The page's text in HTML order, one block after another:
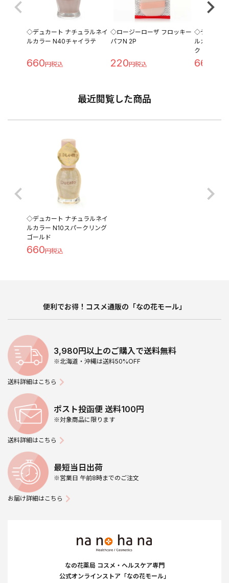
◇デュカート ナチュラルネイ
ルカラー N40チャイラテ
660
◇ロージーローザ フロッキー
パフN 2P
220
◇デュカー
ルカラー
ク
660
最近閲覧した商品
◇デュカート ナチュラルネイ
ルカラー N10スパークリング
ゴールド
660
便利でお得！コスメ通販の「なの花モール」
3,980円以上のご購入で送料無料
※北海道・沖縄は送料50%OFF
送料詳細はこちら
ポスト投函便 送料100円
※対象商品に限ります
送料詳細はこちら
最短当日出荷
※営業日 午前8時までのご注文
お届け詳細はこちら
なの花薬局 コスメ・ヘルスケア専門
公式オンラインストア「なの花モール」